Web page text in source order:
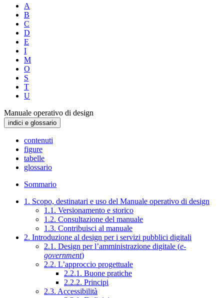
A
B
C
D
E
I
M
O
S
T
U
Manuale operativo di design
indici e glossario
contenuti
figure
tabelle
glossario
Sommario
1. Scopo, destinatari e uso del Manuale operativo di design
1.1. Versionamento e storico
1.2. Consultazione del manuale
1.3. Contribuisci al manuale
2. Introduzione al design per i servizi pubblici digitali
2.1. Design per l’amministrazione digitale (e-
government)
2.2. L’approccio progettuale
2.2.1. Buone pratiche
2.2.2. Principi
2.3. Accessibilità